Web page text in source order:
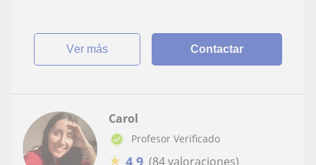
ver más Contactar
Carol
Profesor Verificado
★ 4,9 (84 valoraciones)